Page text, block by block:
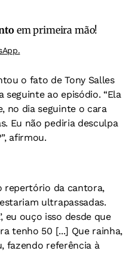
em primeira mão!
o fato de Tony Salles
ao episódio. “Ela
no dia seguinte o cara
Eu não pediria desculpa
afirmou.
repertório da cantora,
ultrapassadas.
eu ouço isso desde que
tenho 50 [...] Que rainha,
fazendo referência à